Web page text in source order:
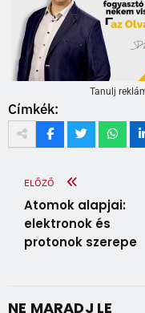
Tanulj
Címkék:
ELŐZŐ
Atomok alapjai:
elektronok és
protonok szerepe
NE MARADJ LE